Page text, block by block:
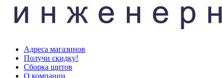
Адреса магазинов
Получи скидку!
Сборка щитов
О компании